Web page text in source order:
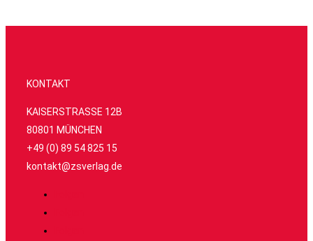
KONTAKT
KAISERSTRASSE 12B
80801 MÜNCHEN
+49 (0) 89 54 825 15
kontakt@zsverlag.de